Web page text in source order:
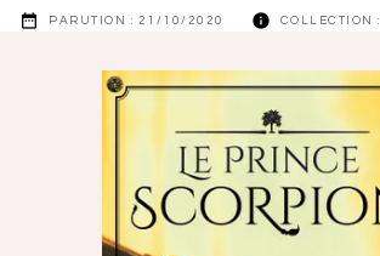
date_range PARUTION : 21/10/2020 info COLLECTION :